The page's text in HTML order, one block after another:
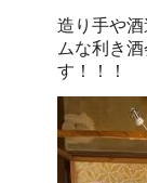
造り手や
ムな利き
す！！！